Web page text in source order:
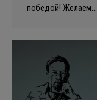
победой! Желаем…